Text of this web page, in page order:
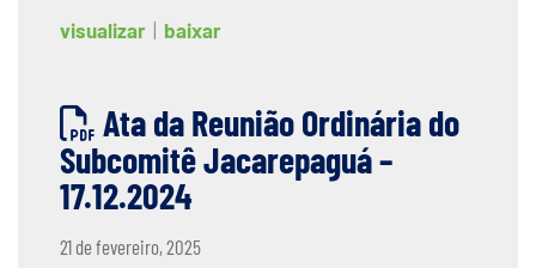
visualizar baixar
Ata da Reunião Ordinária do
Subcomitê Jacarepaguá –
17.12.2024
21 de fevereiro, 2025